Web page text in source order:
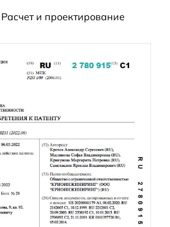
Расчет и проектирование